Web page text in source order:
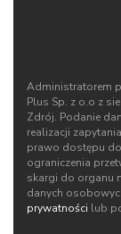
Administratorem
Plus Sp. z o.o z
Zdrój. Podanie
realizacji
prawo dostępu
ograniczenia
skargi do organu
danych
prywatności lub